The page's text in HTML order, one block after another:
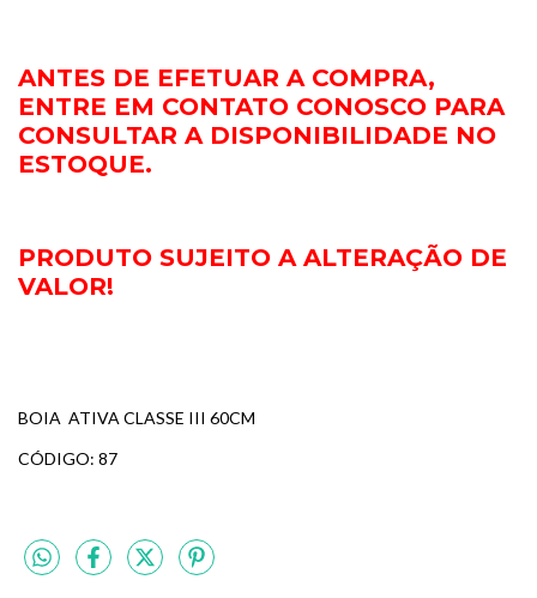
ANTES DE EFETUAR A COMPRA,
ENTRE EM CONTATO CONOSCO PARA
CONSULTAR A DISPONIBILIDADE NO
ESTOQUE.
PRODUTO SUJEITO A ALTERAÇÃO DE
VALOR!
BOIA ATIVA CLASSE III 60CM
CÓDIGO: 87